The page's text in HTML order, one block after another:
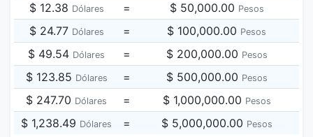
$ 12.38 Dólares = $ 50,000.00 Pesos
$ 24.77 Dólares = $ 100,000.00 Pesos
$ 49.54 Dólares = $ 200,000.00 Pesos
$ 123.85 Dólares = $ 500,000.00 Pesos
$ 247.70 Dólares = $ 1,000,000.00 Pesos
$ 1,238.49 Dólares = $ 5,000,000.00 Pesos